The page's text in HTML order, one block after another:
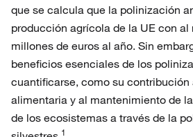
que se calcula que la polinización
producción agrícola de la UE con al
millones de euros al año. Sin
beneficios esenciales de los
cuantificarse, como su contribución
alimentaria y al mantenimiento de
de los ecosistemas a través de la
1